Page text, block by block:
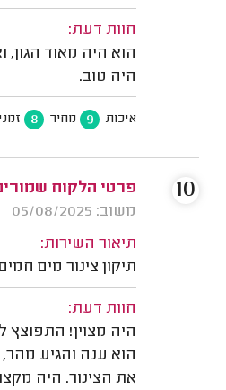
חוות דעת:
הוא היה מאוד הגון,
היה טוב.
איכות 9 מחיר 8
פרטי הלקוח
משוב: 05/08/2025
תיאור השירות:
תיקון צינור מים
חוות דעת:
היה מצוין! התפוצץ
הוא ענה והגיע
את הצינור. היה
10